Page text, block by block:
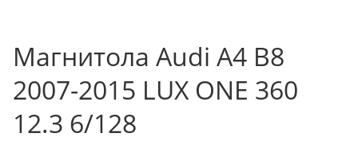
Магнитола Audi A4 B8
2007-2015 LUX ONE 360
12.3 6/128